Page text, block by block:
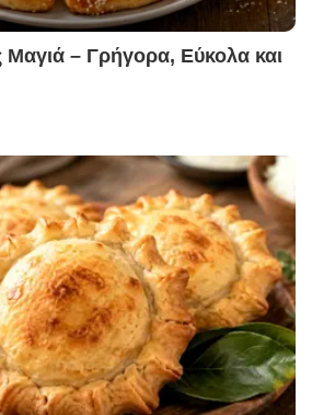
– Γρήγορα, Εύκολα και